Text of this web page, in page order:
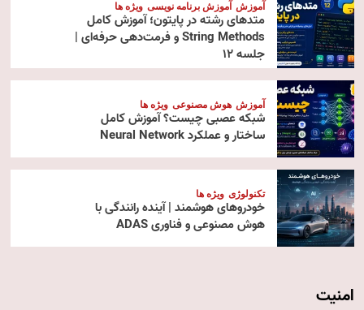
آموزش آموزش برنامه نویسی ویژه ها
متدهای رشته در پایتون؛ آموزش کامل
String Methods و فرمت‌دهی حرفه‌ای |
جلسه ۱۲
آموزش هوش مصنوعی ویژه ها
شبکه عصبی چیست؟ آموزش کامل
ساختار و عملکرد Neural Network
تکنولوژی ویژه ها
خودروهای هوشمند | آینده رانندگی با
هوش مصنوعی و فناوری ADAS
امنیت